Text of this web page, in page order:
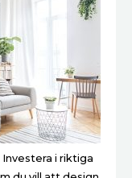
i riktiga